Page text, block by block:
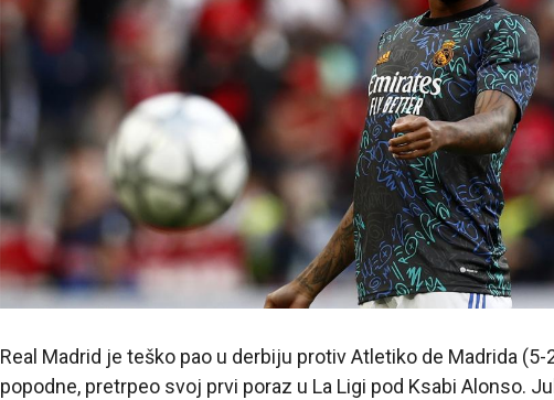
Real Madrid je teško pao u derbiju protiv Atletiko de Madrida
popodne, pretrpeo svoj prvi poraz u La Ligi pod Ksabi Alonso.